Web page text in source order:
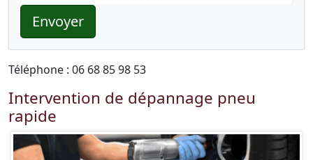
Envoyer
Téléphone : 06 68 85 98 53
Intervention de dépannage pneu
rapide